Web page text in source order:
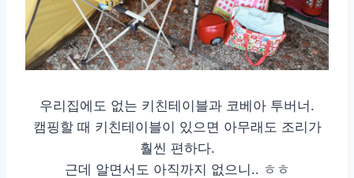
우리집에도 없는 키친테이블과 코베아 투버너.
캠핑할 때 키친테이블이 있으면 아무래도 조리가
훨씬 편하다.
근데 알면서도 아직까지 없으니.. ㅎㅎ